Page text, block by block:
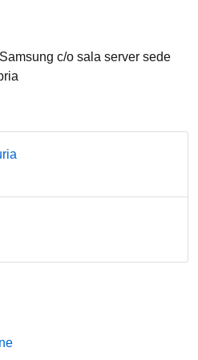
c/o sala server sede